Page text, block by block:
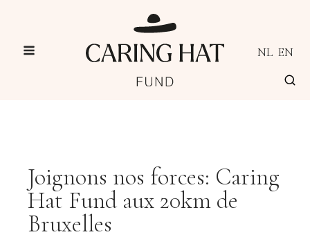
NL EN
Joignons nos forces: Caring
Hat Fund aux 20km de
Bruxelles